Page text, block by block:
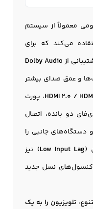
معمولاً از سیستم
می‌کند که برای
ازDolby Audio
و عمق صدای بیشتر
HDMI 2.0 /، پورت
دو بانده، اتصال
دستگاه‌های جانبی را
(
Low Input Lag) نیز
کنسول‌های نسل جدید
تلویزیون را به یک